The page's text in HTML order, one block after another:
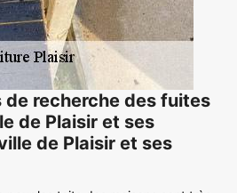
recherche des fuites
de Plaisir et ses
de Plaisir et ses